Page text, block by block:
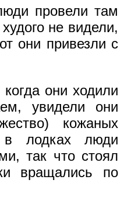
провели там
не видели,
они привезли с
они ходили
увидели они
кожаных
лодках люди
так что стоял
вращались по